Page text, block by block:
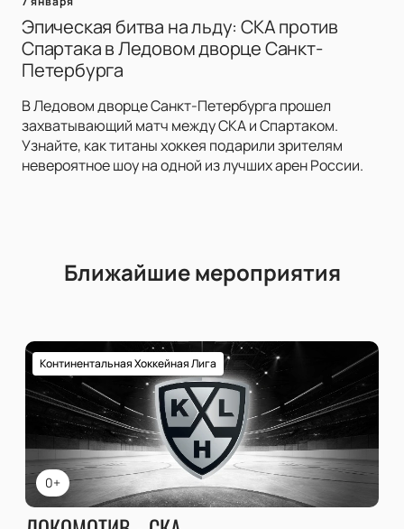
Эпическая битва на льду: СКА против
Спартака в Ледовом дворце Санкт-
Петербурга
В Ледовом дворце Санкт-Петербурга прошел
захватывающий матч между СКА и Спартаком.
Узнайте, как титаны хоккея подарили зрителям
невероятное шоу на одной из лучших арен России.
Ближайшие мероприятия
0+
Континентальная Хоккейная Лига